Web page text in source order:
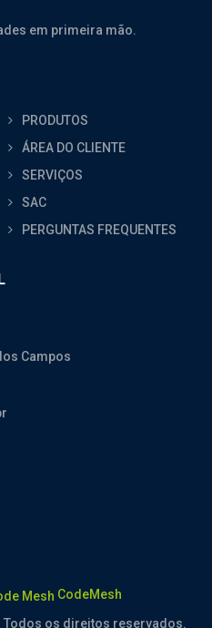
em primeira mão.
PRODUTOS
ÁREA DO CLIENTE
SERVIÇOS
SAC
PERGUNTAS FREQUENTES
Campos
CodeMesh
Todos os direitos reservados.